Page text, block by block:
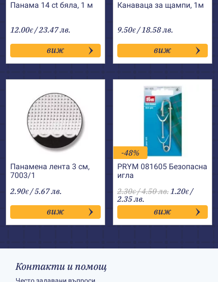
Панама 14 ct бяла, 1 м
12.00€ / 23.47 лв.
виж
Канаваца за щампи, 1м
9.50€ / 18.58 лв.
виж
Панамена лента 3 см,
7003/1
2.90€ / 5.67 лв.
виж
-48%
PRYM 081605 Безопасна
игла
2.30€/ 4.50 лв.1.20€ /
2.35 лв.
виж
Контакти и помощ